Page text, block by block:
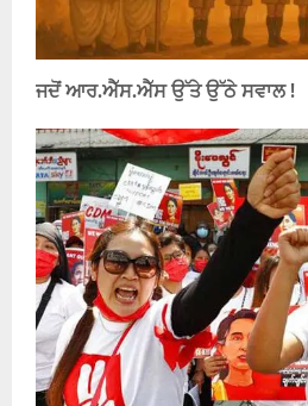
ਜਦੋਂ ਆਰ.ਐੱਸ.ਐੱਸ ਉੱਤੇ ਉੱਠੇ ਸਵਾਲ !